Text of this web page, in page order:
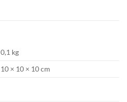
0,1 kg
10 × 10 × 10 cm